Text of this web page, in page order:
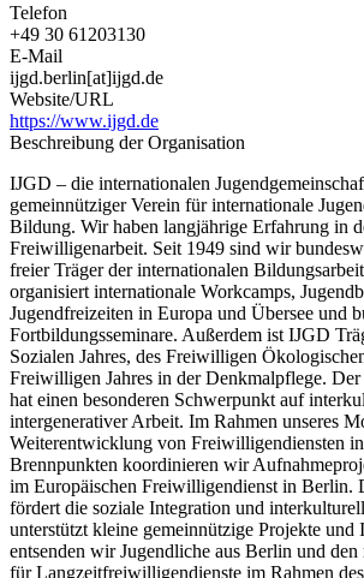
Telefon
+49 30 61203130
E-Mail
ijgd.berlin[at]ijgd.de
Website/URL
https://www.ijgd.de
Beschreibung der Organisation
IJGD – die internationalen
gemeinnütziger Verein für internationale
Bildung. Wir haben langjährige Erfahrung in
Freiwilligenarbeit. Seit 1949 sind wir
freier Träger der internationalen
organisiert internationale Workcamps,
Jugendfreizeiten in Europa und Übersee und
Fortbildungsseminare. Außerdem ist IJGD
Sozialen Jahres, des Freiwilligen
Freiwilligen Jahres in der Denkmalpflege.
hat einen besonderen Schwerpunkt auf
intergenerativer Arbeit. Im Rahmen unseres
Weiterentwicklung von Freiwilligendiensten
Brennpunkten koordinieren wir
im Europäischen Freiwilligendienst in Berlin.
fördert die soziale Integration und
unterstützt kleine gemeinnützige Projekte und
entsenden wir Jugendliche aus Berlin und den
für Langzeitfreiwilligendienste im Rahmen